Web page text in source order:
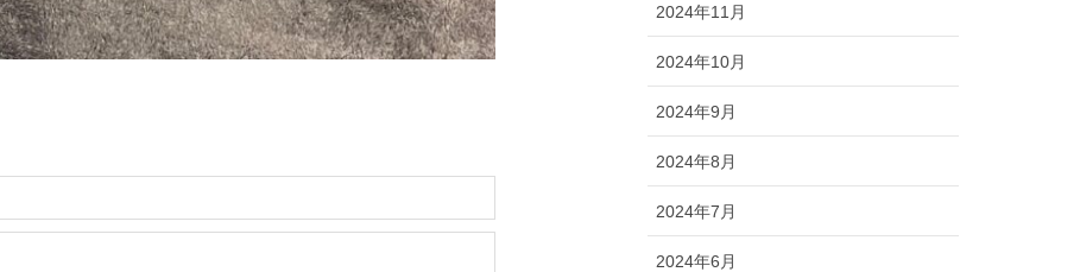
2024年11月
2024年10月
2024年9月
2024年8月
2024年7月
2024年6月